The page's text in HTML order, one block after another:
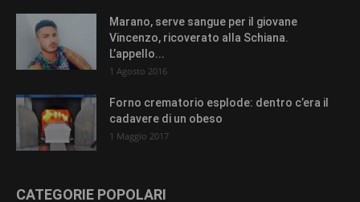
Marano, serve sangue per il giovane
Vincenzo, ricoverato alla Schiana.
L’appello...
1 Agosto 2016
Forno crematorio esplode: dentro c’era il
cadavere di un obeso
1 Maggio 2017
CATEGORIE POPOLARI